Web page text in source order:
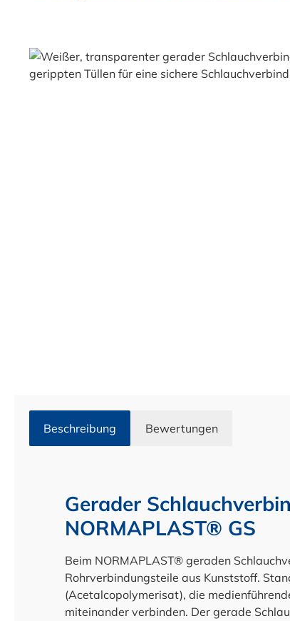
Bildergalerie überspringen
Beschreibung Bewertungen
Gerader
NORMAPLAST® GS
Beim NORMAPLAST® geraden
Rohrverbindungsteile aus Kunststoff.
(Acetalcopolymerisat), die
miteinander verbinden. Der gerade